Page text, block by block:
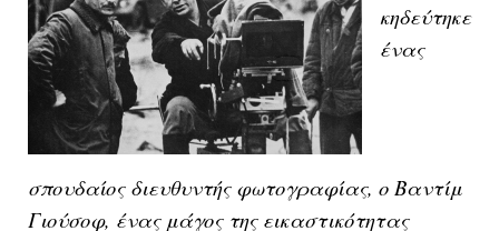
κηδεύτηκε
ένας
σπουδαίος διευθυντής φωτογραφίας, ο Βαντίμ
Γιούσοφ, ένας μάγος της εικαστικότητας